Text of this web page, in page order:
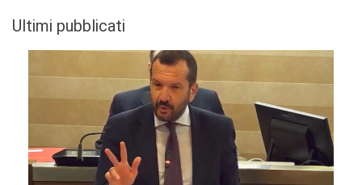
Ultimi pubblicati